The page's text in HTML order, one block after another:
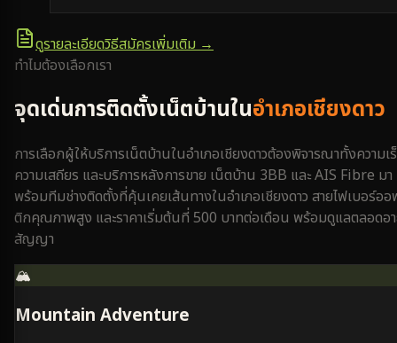
ดูรายละเอียดวิธีสมัครเพิ่มเติม →
ทำไมต้องเลือกเรา
จุดเด่นการติดตั้งเน็ตบ้านในอำเภอเชียงดาว
การเลือกผู้ให้บริการเน็ตบ้านในอำเภอเชียงดาวต้องพิจารณาทั้งความเ
ความเสถียร และบริการหลังการขาย เน็ตบ้าน 3BB และ AIS Fibre มา
พร้อมทีมช่างติดตั้งที่คุ้นเคยเส้นทางในอำเภอเชียงดาว สายไฟเบอร์อ
ติกคุณภาพสูง และราคาเริ่มต้นที่ 500 บาทต่อเดือน พร้อมดูแลตลอดอ
สัญญา
🏔️
Mountain Adventure